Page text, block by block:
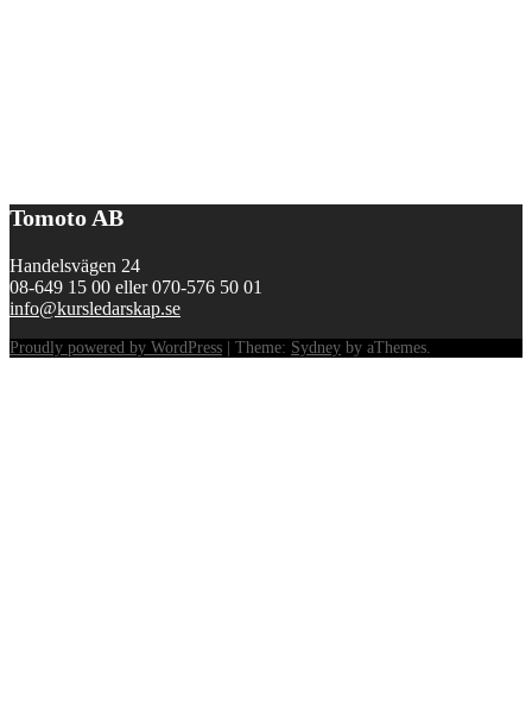
Tomoto AB
Handelsvägen 24
08-649 15 00 eller 070-576 50 01
info@kursledarskap.se
Proudly powered by WordPress | Theme: Sydney by aThemes.